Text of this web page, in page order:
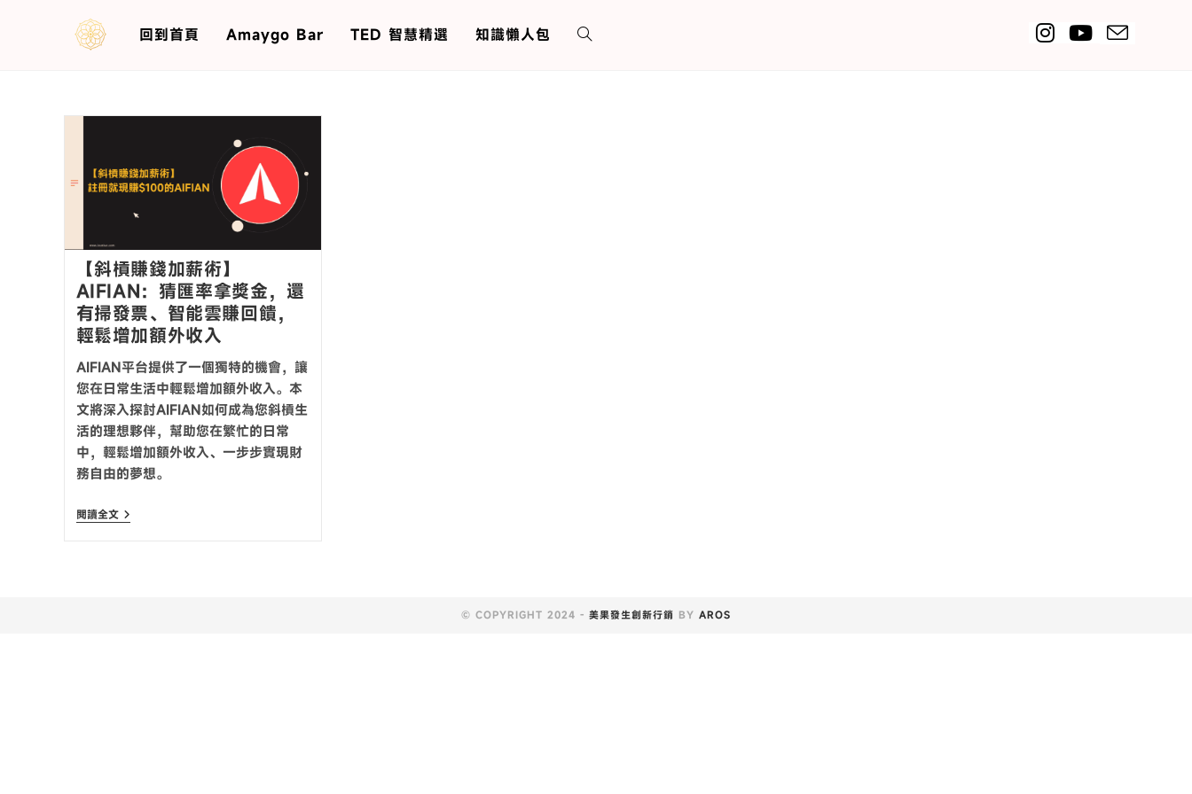
回到首頁 Amaygo Bar TED 智慧精選 知識懶人包
【斜槓賺錢加薪術】
AIFIAN：猜匯率拿獎金，還
有掃發票、智能雲賺回饋，
輕鬆增加額外收入
AIFIAN平台提供了一個獨特的機會，讓
您在日常生活中輕鬆增加額外收入。本
文將深入探討AIFIAN如何成為您斜槓生
活的理想夥伴，幫助您在繁忙的日常
中，輕鬆增加額外收入、一步步實現財
務自由的夢想。
閱讀全文
© COPYRIGHT 2024 - 美果發生創新行銷 BY AROS